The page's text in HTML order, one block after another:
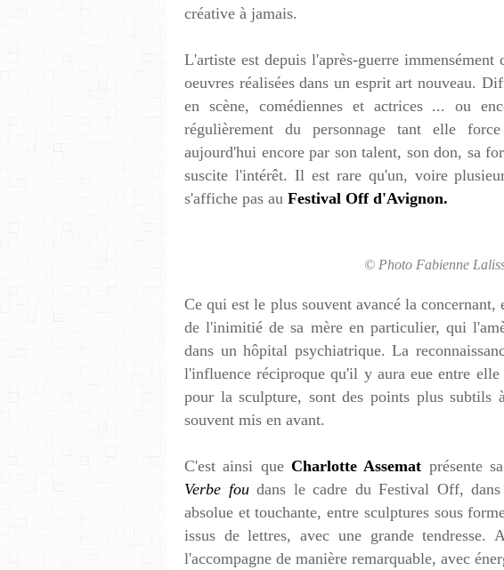
créative à jamais.
L'artiste est depuis l'après-guerre
oeuvres réalisées dans un esprit art nouveau.
en scène, comédiennes et actrices ... ou
régulièrement du personnage tant elle
aujourd'hui encore par son talent, son don, sa
suscite l'intérêt. Il est rare qu'un, voire
s'affiche pas au Festival Off d'Avignon.
© Photo Fabienne
Ce qui est le plus souvent avancé la
de l'inimitié de sa mère en particulier, qui
dans un hôpital psychiatrique. La
l'influence réciproque qu'il y aura eue entre
pour la sculpture, sont des points plus subtils
souvent mis en avant.
C'est ainsi que Charlotte Assemat présente
Verbe foudans le cadre du Festival Off,
absolue et touchante, entre sculptures sous
issus de lettres, avec une grande tendresse.
l'accompagne de manière remarquable, avec